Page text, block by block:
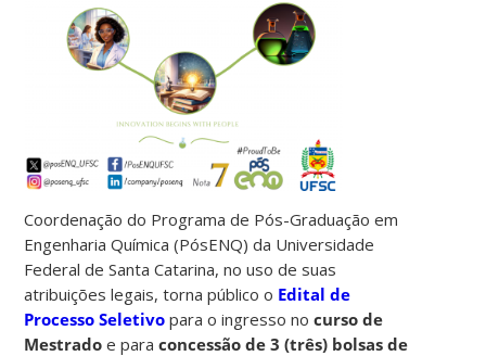
Coordenação do Programa de Pós-Graduação em
Engenharia Química (PósENQ) da Universidade
Federal de Santa Catarina, no uso de suas
atribuições legais, torna público o Edital de
Processo Seletivo para o ingresso nocurso de
Mestradoe para concessão de 3 (três) bolsas de